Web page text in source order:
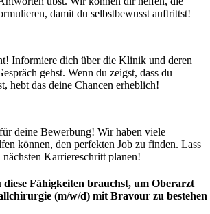
damit du selbstbewusst auftrittst!
Informiere dich über die Klinik und deren
gehst. Wenn du zeigst, dass du
hebt das deine Chancen erheblich!
deine Bewerbung! Wir haben viele
können, den perfekten Job zu finden. Lass
nächsten Karriereschritt planen!
diese Fähigkeiten brauchst, um Oberarzt
(m/w/d) mit Bravour zu bestehen